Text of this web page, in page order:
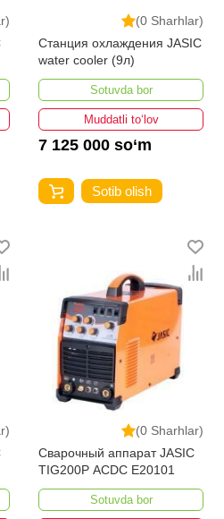
(0 Sharhlar)
Станция охлаждения JASIC
water cooler (9л)
Sotuvda bor
Muddatli to‘lov
7 125 000 so‘m
Sotib olish
(0 Sharhlar)
Сварочный аппарат JASIC
TIG200P ACDC E20101
Sotuvda bor